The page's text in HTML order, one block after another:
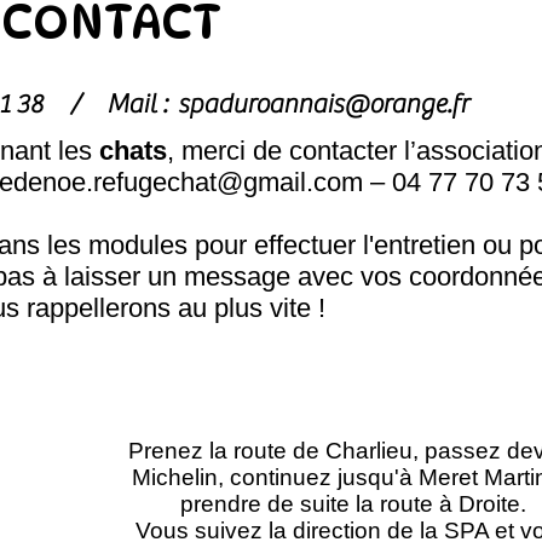
CONTACT
81 38 / Mail : spaduroannais@orange.fr
les chats, merci de contacter
– 04 77 70 73
les modules pour effectuer l'entretien ou
à laisser un message avec vos
rappellerons au plus vite !
Prenez la route de Charlieu, passez
Michelin, continuez jusqu'à Meret
prendre de suite la route à Droite.
Vous suivez la direction de la SPA et